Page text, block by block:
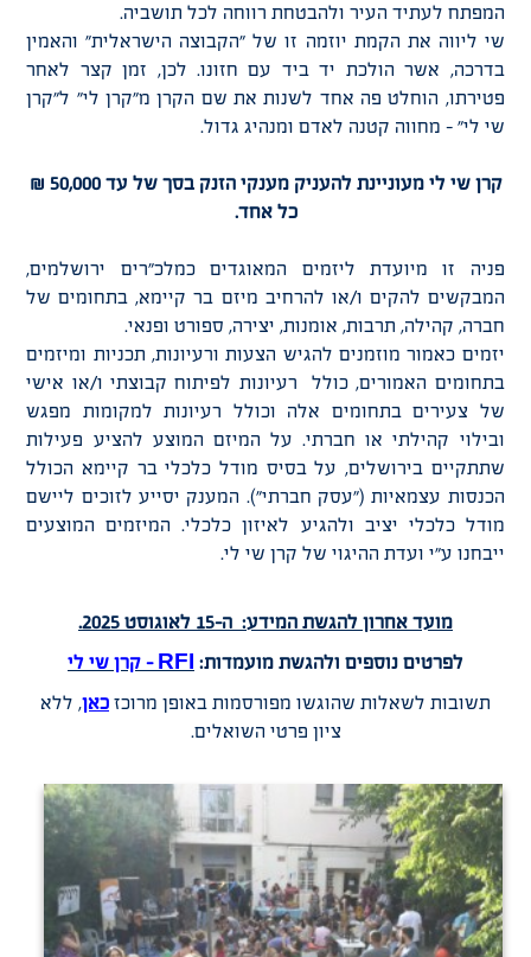
המפתח לעתיד העיר ולהבטחת רווחה לכל תושביה.
שי ליווה את הקמת יוזמה זו של "הקבוצה הישראלית" והאמין
בדרכה, אשר הולכת יד ביד עם חזונו. לכן, זמן קצר לאחר
פטירתו, הוחלט פה אחד לשנות את שם הקרן מ"קרן לי" ל"קרן
שי לי" – מחווה קטנה לאדם ומנהיג גדול.
קרן שי לי מעוניינת להעניק מענקי הזנק בסך של עד 50,000 ₪
כל אחד.
פניה זו מיועדת ליזמים המאוגדים כמלכ"רים ירושלמים,
המבקשים להקים ו/או להרחיב מיזם בר קיימא, בתחומים של
חברה, קהילה, תרבות, אומנות, יצירה, ספורט ופנאי.
יזמים כאמור מוזמנים להגיש הצעות ורעיונות, תכניות ומיזמים
בתחומים האמורים, כולל רעיונות לפיתוח קבוצתי ו/או אישי
של צעירים בתחומים אלה וכולל רעיונות למקומות מפגש
ובילוי קהילתי או חברתי. על המיזם המוצע להציע פעילות
שתתקיים בירושלים, על בסיס מודל כלכלי בר קיימא הכולל
הכנסות עצמאיות ("עסק חברתי"). המענק יסייע לזוכים ליישם
מודל כלכלי יציב ולהגיע לאיזון כלכלי. המיזמים המוצעים
ייבחנו ע"י ועדת ההיגוי של קרן שי לי.
מועד אחרון להגשת המידע: ה-15 לאוגוסט 2025.
לפרטים נוספים ולהגשת מועמדות: RFI – קרן שי לי
תשובות לשאלות שהוגשו מפורסמות באופן מרוכז כאן, ללא
ציון פרטי השואלים.